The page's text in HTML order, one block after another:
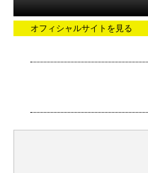
オフィシャルサイトを見る